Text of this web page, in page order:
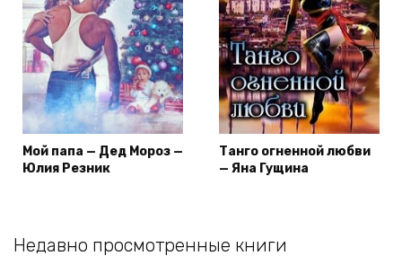
Мой папа — Дед Мороз —
Юлия Резник
Танго огненной любви
— Яна Гущина
Недавно просмотренные книги